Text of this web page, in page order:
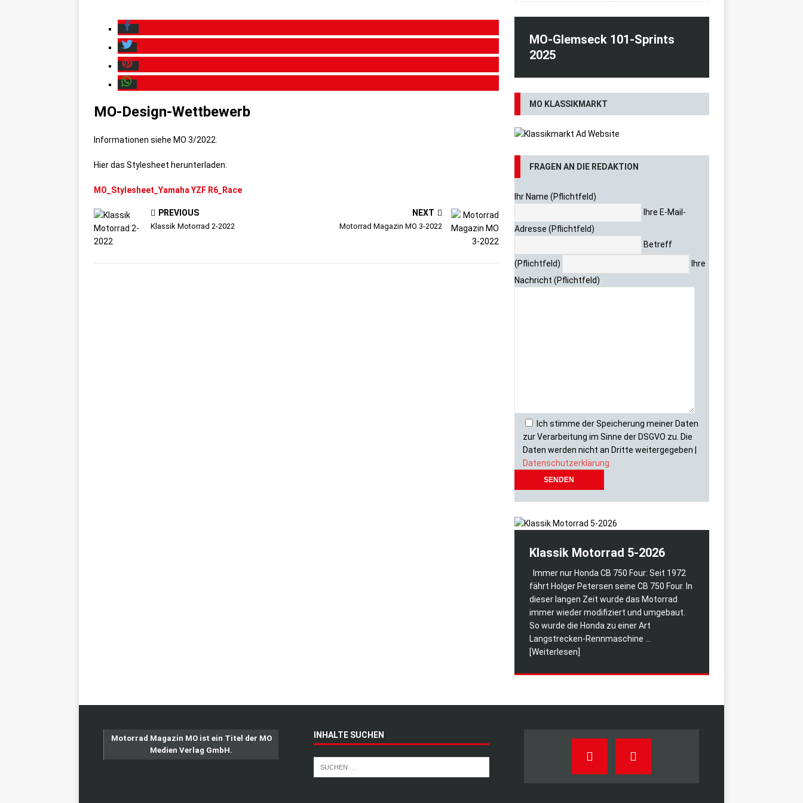
MO-Design-Wettbewerb
Informationen siehe MO 3/2022.
Hier das Stylesheet herunterladen:
MO_Stylesheet_Yamaha YZF R6_Race
PREVIOUS
Klassik Motorrad 2-2022
NEXT
Motorrad Magazin MO 3-2022
MO-Glemseck 101-Sprints
2025
MO KLASSIKMARKT
FRAGEN AN DIE REDAKTION
Ihr Name (Pflichtfeld)
Ihre E-Mail-
Adresse (Pflichtfeld)
Betreff
(Pflichtfeld)
Ihre
Nachricht (Pflichtfeld)
Ich stimme der Speicherung meiner Daten
zur Verarbeitung im Sinne der DSGVO zu. Die
Daten werden nicht an Dritte weitergegeben |
Datenschutzerklärung
Klassik Motorrad 5-2026
Immer nur Honda CB 750 Four: Seit 1972
fährt Holger Petersen seine CB 750 Four. In
dieser langen Zeit wurde das Motorrad
immer wieder modifiziert und umgebaut.
So wurde die Honda zu einer Art
Langstrecken-Rennmaschine
[Weiterlesen]
Motorrad Magazin MO ist ein Titel der MO
Medien Verlag GmbH.
INHALTE SUCHEN